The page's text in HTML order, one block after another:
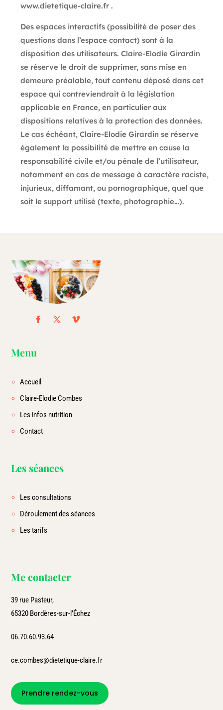
www.dietetique-claire.fr .
Des espaces interactifs (possibilité de poser des
questions dans l’espace contact) sont à la
disposition des utilisateurs. Claire-Elodie Girardin
se réserve le droit de supprimer, sans mise en
demeure préalable, tout contenu déposé dans cet
espace qui contreviendrait à la législation
applicable en France, en particulier aux
dispositions relatives à la protection des données.
Le cas échéant, Claire-Elodie Girardin se réserve
également la possibilité de mettre en cause la
responsabilité civile et/ou pénale de l’utilisateur,
notamment en cas de message à caractère raciste,
injurieux, diffamant, ou pornographique, quel que
soit le support utilisé (texte, photographie…).
Menu
Accueil
Claire-Elodie Combes
Les infos nutrition
Contact
Les séances
Les consultations
Déroulement des séances
Les tarifs
Me contacter
39 rue Pasteur,
65320 Bordères-sur-l’Échez
06.70.60.93.64
ce.combes@dietetique-claire.fr
Prendre rendez-vous